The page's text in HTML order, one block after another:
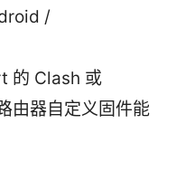
/
的 Clash 或
由器自定义固件能